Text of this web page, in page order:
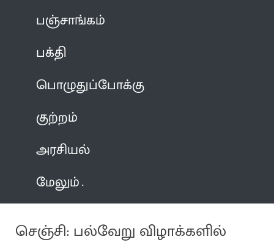
பஞ்சாங்கம்
பக்தி
பொழுதுப்போக்கு
குற்றம்
அரசியல்
மேலும்
செஞ்சி: பல்வேறு விழாக்களில்